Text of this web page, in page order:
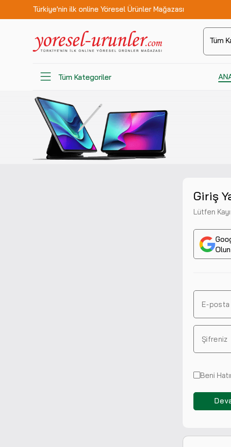
Türkiye'nin ilk online Yöresel Ürünler Mağazası
Tüm
Tüm Kategoriler
Giriş
Lütfen
Olun
Beni